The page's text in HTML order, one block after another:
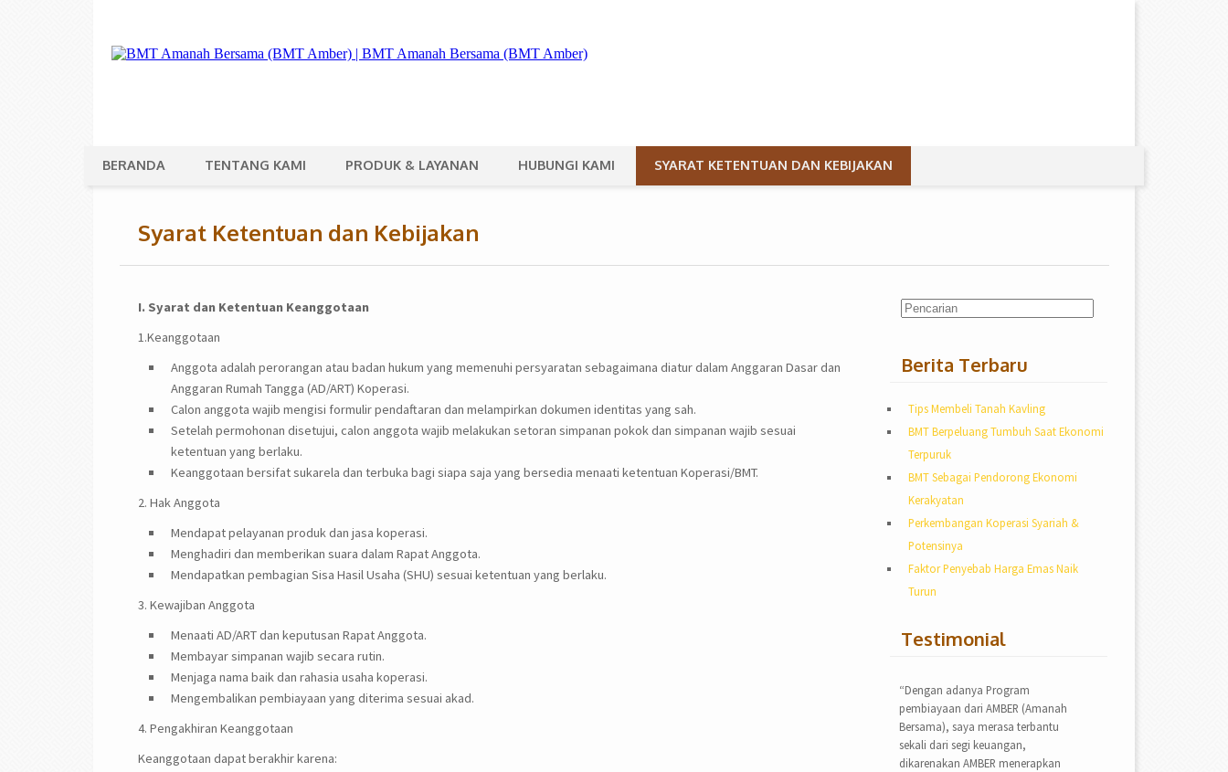
BERANDA TENTANG KAMI PRODUK & LAYANAN HUBUNGI KAMI SYARAT KETENTUAN DAN KEBIJAKAN
Syarat Ketentuan dan Kebijakan
I. Syarat dan Ketentuan Keanggotaan
1.Keanggotaan
Anggota adalah perorangan atau badan hukum yang memenuhi persyaratan sebagaimana diatur dalam Anggaran Dasar dan
Anggaran Rumah Tangga (AD/ART) Koperasi.
Calon anggota wajib mengisi formulir pendaftaran dan melampirkan dokumen identitas yang sah.
Setelah permohonan disetujui, calon anggota wajib melakukan setoran simpanan pokok dan simpanan wajib sesuai
ketentuan yang berlaku.
Keanggotaan bersifat sukarela dan terbuka bagi siapa saja yang bersedia menaati ketentuan Koperasi/BMT.
2. Hak Anggota
Mendapat pelayanan produk dan jasa koperasi.
Menghadiri dan memberikan suara dalam Rapat Anggota.
Mendapatkan pembagian Sisa Hasil Usaha (SHU) sesuai ketentuan yang berlaku.
3. Kewajiban Anggota
Menaati AD/ART dan keputusan Rapat Anggota.
Membayar simpanan wajib secara rutin.
Menjaga nama baik dan rahasia usaha koperasi.
Mengembalikan pembiayaan yang diterima sesuai akad.
4. Pengakhiran Keanggotaan
Keanggotaan dapat berakhir karena:
Berita Terbaru
Tips Membeli Tanah Kavling
BMT Berpeluang Tumbuh Saat Ekonomi
Terpuruk
BMT Sebagai Pendorong Ekonomi
Kerakyatan
Perkembangan Koperasi Syariah &
Potensinya
Faktor Penyebab Harga Emas Naik
Turun
Testimonial
“Dengan adanya Program
pembiayaan dari AMBER (Amanah
Bersama), saya merasa terbantu
sekali dari segi keuangan,
dikarenakan AMBER menerapkan